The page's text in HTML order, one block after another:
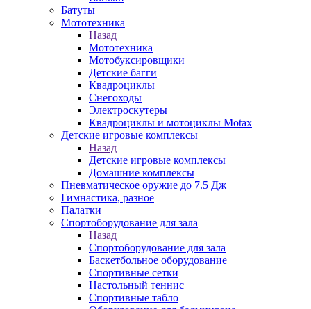
Батуты
Мототехника
Назад
Мототехника
Мотобуксировщики
Детские багги
Квадроциклы
Снегоходы
Электроскутеры
Квадроциклы и мотоциклы Motax
Детские игровые комплексы
Назад
Детские игровые комплексы
Домашние комплексы
Пневматическое оружие до 7.5 Дж
Гимнастика, разное
Палатки
Спортоборудование для зала
Назад
Спортоборудование для зала
Баскетбольное оборудование
Спортивные сетки
Настольный теннис
Спортивные табло